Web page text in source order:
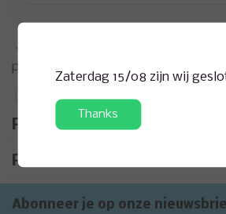
Neem
product
Productomschrijving
Product informatie
Abonneer je op onze
Zaterdag 15/08 zijn wij
Thanks